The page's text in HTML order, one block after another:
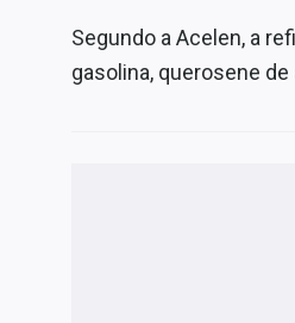
Segundo a Acelen, a
gasolina, querosene